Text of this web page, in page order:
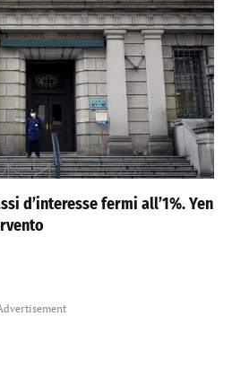
d’interesse fermi all’1%. Yen